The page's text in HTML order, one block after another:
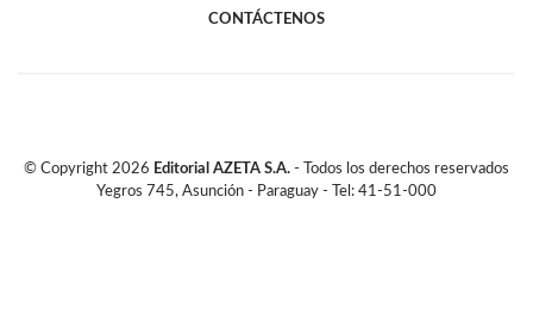
CONTÁCTENOS
© Copyright 2026 Editorial AZETA S.A. - Todos los derechos reservados
Yegros 745, Asunción - Paraguay - Tel: 41-51-000